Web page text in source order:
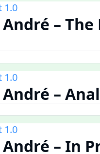
1.0
–
1.0
–
1.0
– In